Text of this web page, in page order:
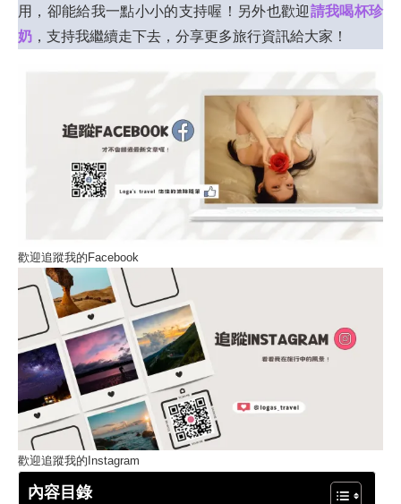
用，卻能給我一點小小的支持喔！另外也歡迎請我喝杯珍
奶 ，支持我繼續走下去，分享更多旅行資訊給大家！
歡迎追蹤我的Facebook
歡迎追蹤我的Instagram
內容目錄